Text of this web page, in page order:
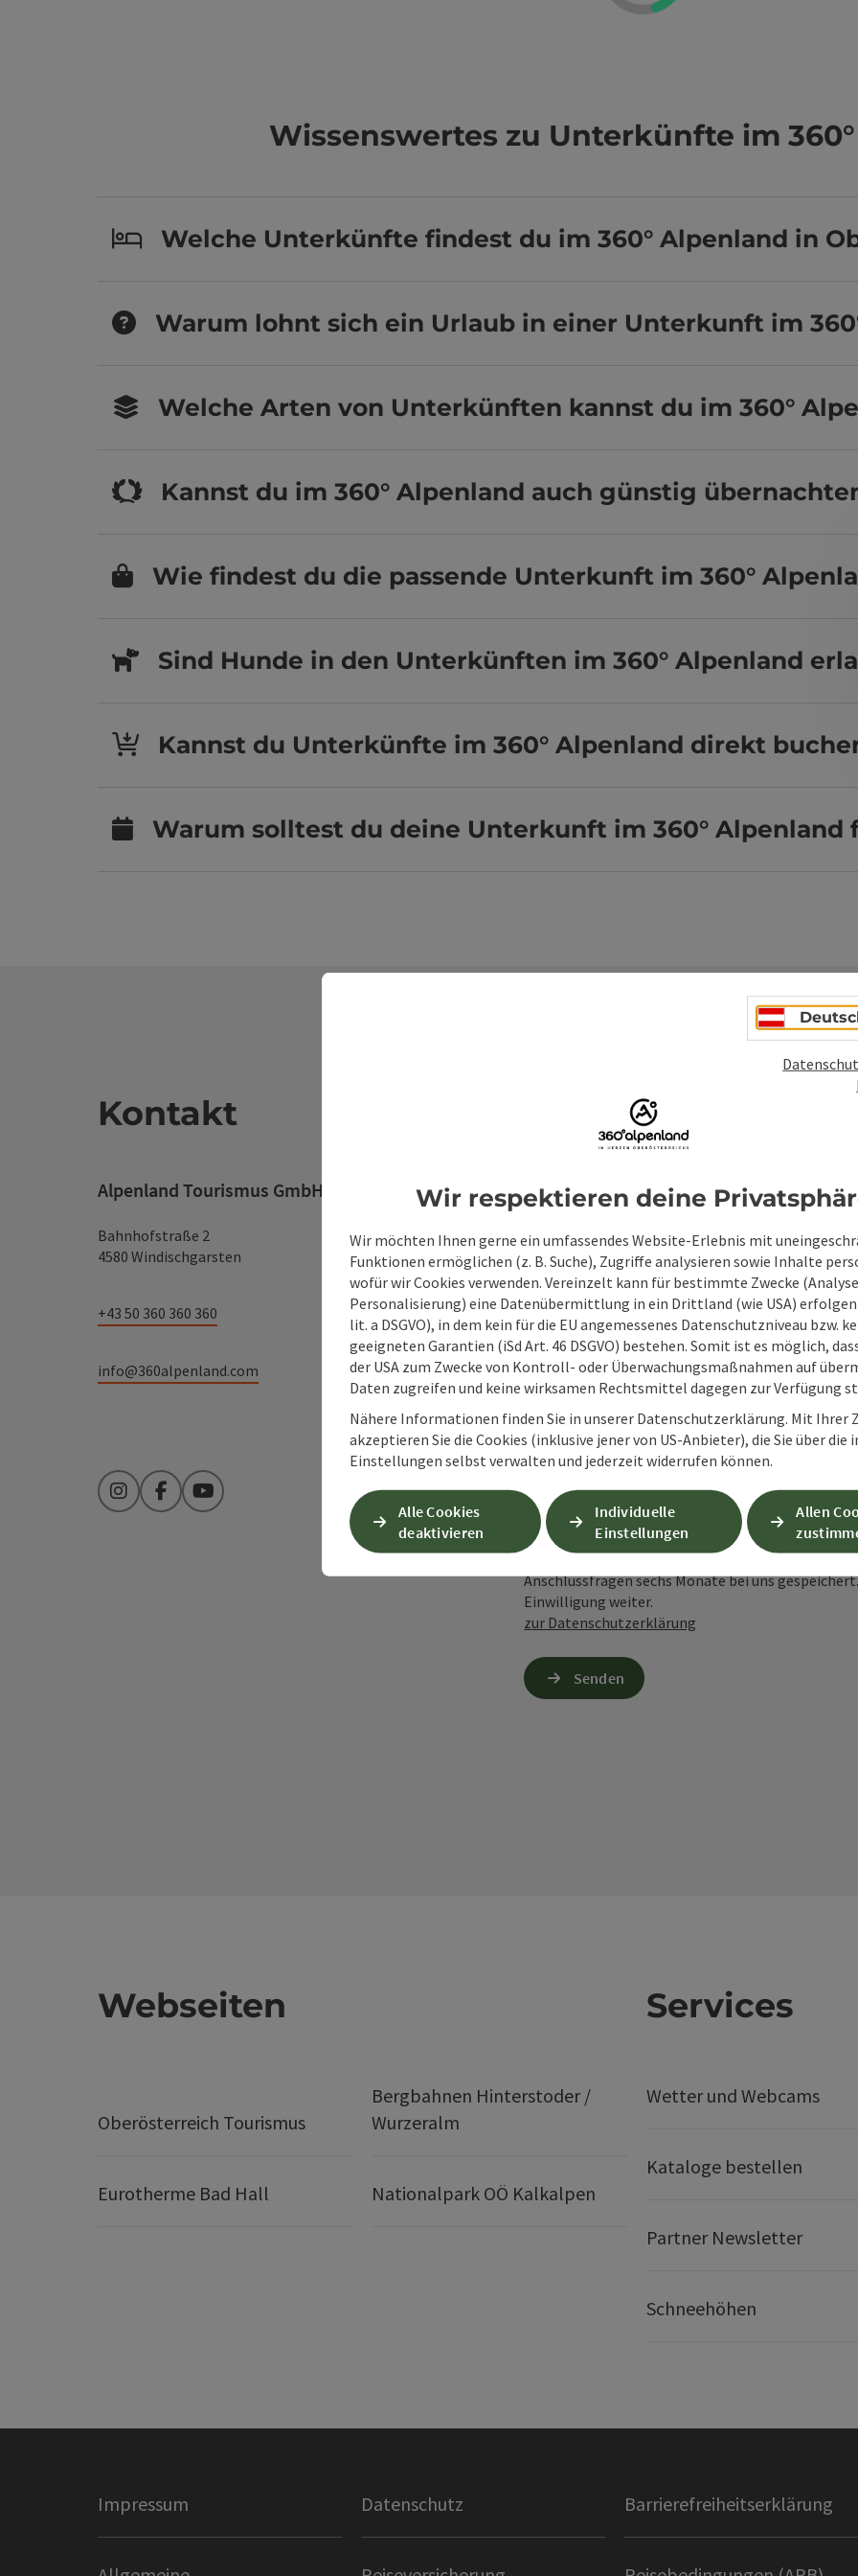
Wissenswertes zu Unterkünfte im
Welche Unterkünfte findest du im 360° Alpenland in
Warum lohnt sich ein Urlaub in einer Unterkunft im
Welche Arten von Unterkünften kannst du im 360°
Kannst du im 360° Alpenland auch günstig
Wie findest du die passende Unterkunft im 360°
Sind Hunde in den Unterkünften im 360° Alpenland
Kannst du Unterkünfte im 360° Alpenland direkt
Warum solltest du deine Unterkunft im 360° Alpenland
Kontakt
Alpenland Tourismus GmbH
Bahnhofstraße 2
4580 Windischgarsten
+43 50 360 360 360
info@360alpenland.com
InstagramFacebookYouTube
Unverbindliche
Felder mit sind Pflichtfelder
Vorname Nachname
Unverbindliche Anfrage *
Zum Schutz vor Spam wird Google
personenbezogene Daten (z. B. die IP-
Absenden des Formulars werden die dafür
ist eine Kontaktaufnahme jederzeit per E-
Wenn Sie per Formular auf der Website oder per
Ihre angegebenen Daten zwecks Bearbeitung der
Anschlussfragen sechs Monate bei uns
Einwilligung weiter.
zur Datenschutzerklärung
Senden
Webseiten
Oberösterreich Tourismus
Bergbahnen Hinterstoder /
Wurzeralm
Eurotherme Bad Hall Nationalpark OÖ Kalkalpen
Services
Wetter und Webcams
Kataloge bestellen
Partner Newsletter
Schneehöhen
Impressum Datenschutz Barrierefreiheitserklärung
Wir respektieren deine
Wir möchten Ihnen gerne ein umfassendes Website-Erlebnis mit
Funktionen ermöglichen (z. B. Suche), Zugriffe analysieren sowie Inhalte
wofür wir Cookies verwenden. Vereinzelt kann für bestimmte Zwecke
Personalisierung) eine Datenübermittlung in ein Drittland (wie USA) erfolgen
lit. a DSGVO), in dem kein für die EU angemessenes Datenschutzniveau bzw.
geeigneten Garantien (iSd Art. 46 DSGVO) bestehen. Somit ist es möglich,
der USA zum Zwecke von Kontroll- oder Überwachungsmaßnahmen auf
Daten zugreifen und keine wirksamen Rechtsmittel dagegen zur Verfügung
Nähere Informationen finden Sie in unserer Datenschutzerklärung. Mit Ihrer
akzeptieren Sie die Cookies (inklusive jener von US-Anbieter), die Sie über die
Einstellungen selbst verwalten und jederzeit widerrufen können.
Alle Cookies
deaktivieren
Individuelle
Einstellungen
Allen